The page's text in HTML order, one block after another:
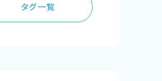
タグ一覧